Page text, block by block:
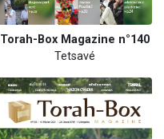
Torah-Box Magazine n°140
Tetsavé